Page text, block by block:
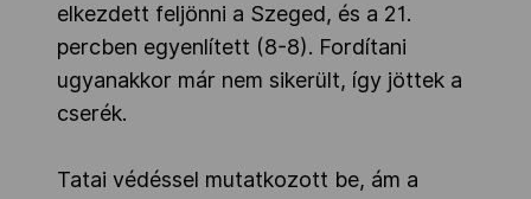
elkezdett feljönni a Szeged, és a 21.
percben egyenlített (8-8). Fordítani
ugyanakkor már nem sikerült, így jöttek a
cserék.
Tatai védéssel mutatkozott be, ám a